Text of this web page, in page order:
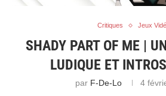
Critiques Jeux
SHADY PART OF ME |
LUDIQUE ET
par F-De-Lo 4